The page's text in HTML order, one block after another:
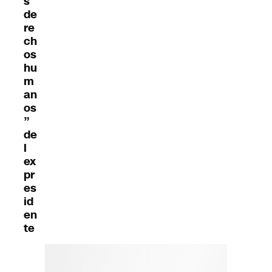
de
re
ch
os
hu
m
an
os
”
de
l
ex
pr
es
id
en
te